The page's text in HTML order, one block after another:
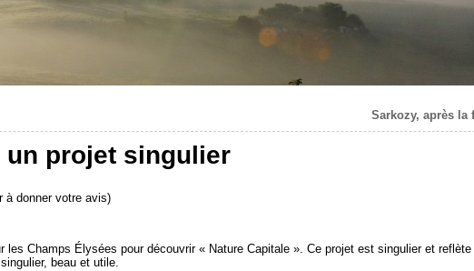
Sarkozy, après la
un projet singulier
à donner votre avis)
les Champs Élysées pour découvrir « Nature Capitale ». Ce projet est singulier et
beau et utile.